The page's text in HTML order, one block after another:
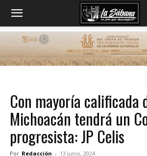
Con mayoría calificada
Michoacán tendrá un
progresista: JP Celis
Por Redacción - 13 junio, 2024